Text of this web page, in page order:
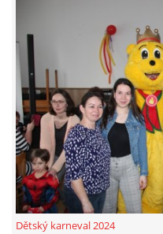
Dětský karneval 2024